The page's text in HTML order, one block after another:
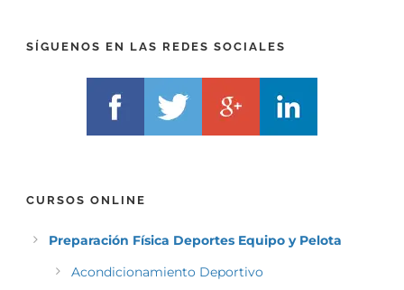
SÍGUENOS EN LAS REDES SOCIALES
CURSOS ONLINE
Preparación Física Deportes Equipo y Pelota
Acondicionamiento Deportivo